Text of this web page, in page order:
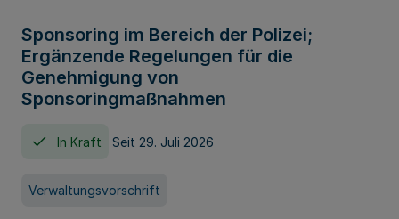
Sponsoring im Bereich der Polizei;
Ergänzende Regelungen für die
Genehmigung von
Sponsoringmaßnahmen
In Kraft Seit 29. Juli 2026
Verwaltungsvorschrift